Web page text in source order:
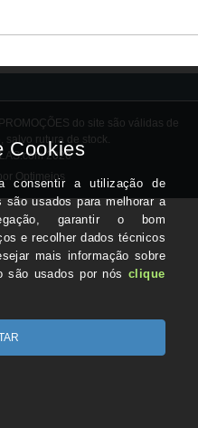
do site são válidas de
salvo rutura de stock.
2026
Optimeios